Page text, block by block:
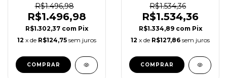
TERMOMAX
R$1.496,98
R$1.496,98
R$1.302,37 com Pix
12 x de R$124,75 sem juros
TERMOMAX
R$1.534,36
R$1.534,36
R$1.334,89 com Pix
12 x de R$127,86 sem juros